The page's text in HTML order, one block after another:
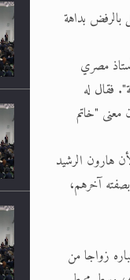
بالرفض بداهة
مصري
فقال له
معنى "خاتم
هارون الرشيد
آخرهم،
زواجا من